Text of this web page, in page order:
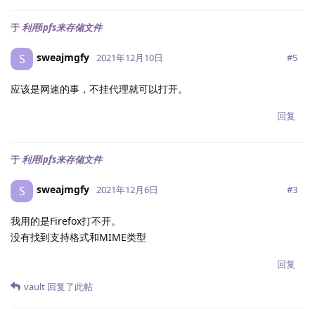
于利用ipfs来存储文件
S sweajmgfy 2021年12月10日 #5
应该是网速的事，不挂代理就可以打开。
回复
于利用ipfs来存储文件
S sweajmgfy 2021年12月6日 #3
我用的是Firefox打不开。
没有找到支持格式和MIME类型
回复
vault 回复了此帖